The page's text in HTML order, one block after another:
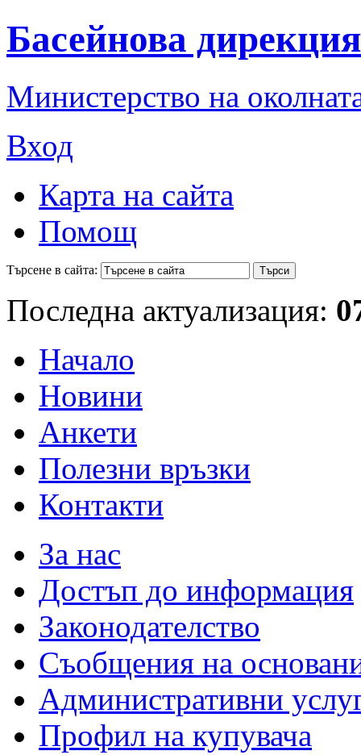
Басейнова
Министерство на
Вход
Карта на сайта
Помощ
Търсене в сайта:
Последна актуализация:
Начало
Новини
Анкети
Полезни връзки
Контакти
За нас
Достъп до информация
Законодателство
Съобщения на
Административни
Профил на купувача